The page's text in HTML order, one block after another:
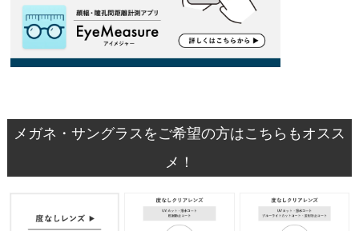
メガネ・サングラスをご希望の方はこちらもオスス
メ！